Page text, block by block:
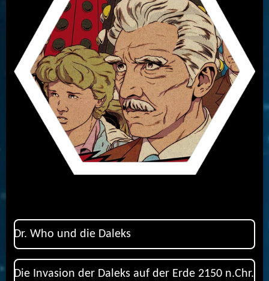
Dr. Who und die Daleks
Die Invasion der Daleks auf der Erde 2150 n.Chr.